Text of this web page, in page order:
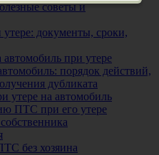
советы и
документы, сроки,
при утере
порядок действий,
дубликата
утере на автомобиль
ПТС при его утере
без хозяина